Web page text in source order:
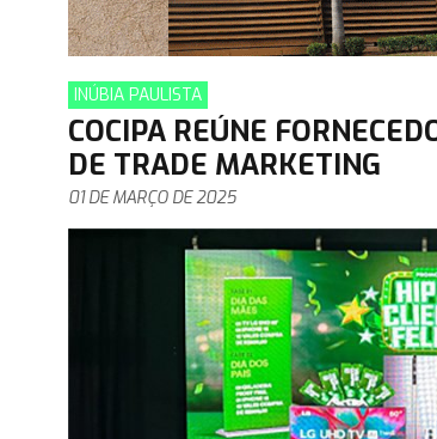
INÚBIA PAULISTA
COCIPA REÚNE
DE TRADE MARKETING
01 DE MARÇO DE 2025